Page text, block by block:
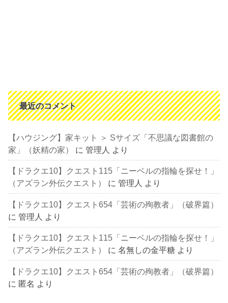
最近のコメント
【ハウジング】家キット ＞ Sサイズ「不思議な図書館の
家」（妖精の家）
に管理人 より
【ドラクエ10】クエスト115「ニーベルの指輪を探せ！」
（アズラン外伝クエスト）
に管理人 より
【ドラクエ10】クエスト654「芸術の殉教者」（破界篇）
に管理人 より
【ドラクエ10】クエスト115「ニーベルの指輪を探せ！」
（アズラン外伝クエスト）
に名無しの金平糖 より
【ドラクエ10】クエスト654「芸術の殉教者」（破界篇）
に 匿名 より